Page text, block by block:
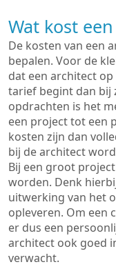
Wat kost
De kosten van een
bepalen. Voor de
dat een architect
tarief begint dan bij
opdrachten is het
een project tot een
kosten zijn dan
bij de architect
Bij een groot
worden. Denk
uitwerking van het
opleveren. Om een
er dus een
architect ook goed
verwacht.